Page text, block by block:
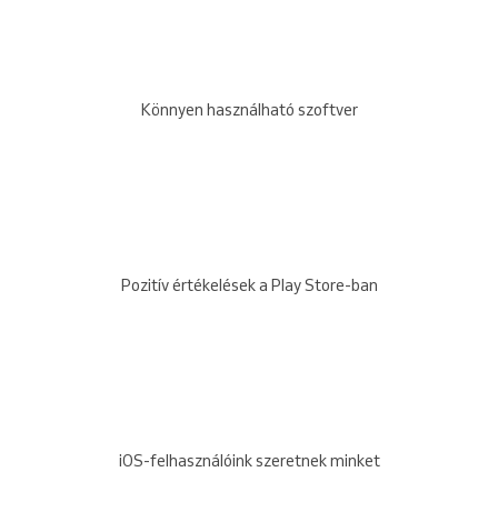
Könnyen használható szoftver
Pozitív értékelések a Play Store-ban
iOS-felhasználóink szeretnek minket